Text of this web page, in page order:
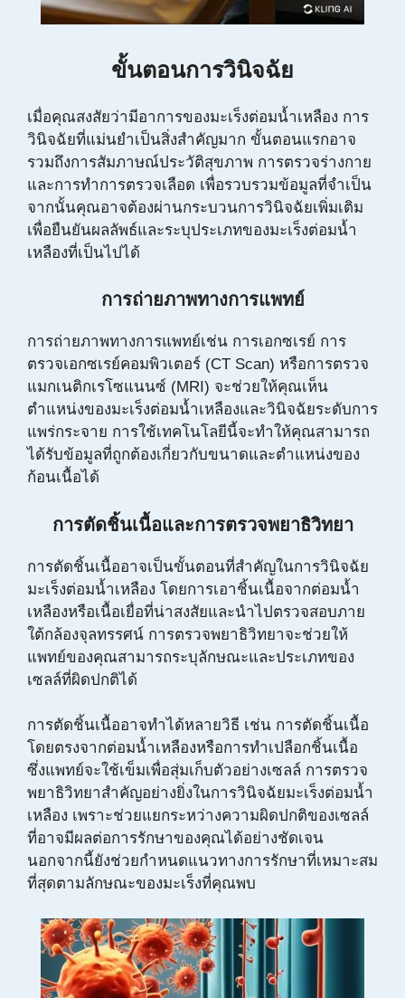
ขั้นตอนการวินิจฉัย
เมื่อคุณสงสัยว่ามีอาการของมะเร็งต่อมน้ำเหลือง การ
วินิจฉัยที่แม่นยำเป็นสิ่งสำคัญมาก ขั้นตอนแรกอาจ
รวมถึงการสัมภาษณ์ประวัติสุขภาพ การตรวจร่างกาย
และการทำการตรวจเลือด เพื่อรวบรวมข้อมูลที่จำเป็น
จากนั้นคุณอาจต้องผ่านกระบวนการวินิจฉัยเพิ่มเติม
เพื่อยืนยันผลลัพธ์และระบุประเภทของมะเร็งต่อมน้ำ
เหลืองที่เป็นไปได้
การถ่ายภาพทางการแพทย์
การถ่ายภาพทางการแพทย์เช่น การเอกซเรย์ การ
ตรวจเอกซเรย์คอมพิวเตอร์ (CT Scan) หรือการตรวจ
แมกเนติกเรโซแนนซ์ (MRI) จะช่วยให้คุณเห็น
ตำแหน่งของมะเร็งต่อมน้ำเหลืองและวินิจฉัยระดับการ
แพร่กระจาย การใช้เทคโนโลยีนี้จะทำให้คุณสามารถ
ได้รับข้อมูลที่ถูกต้องเกี่ยวกับขนาดและตำแหน่งของ
ก้อนเนื้อได้
การตัดชิ้นเนื้อและการตรวจพยาธิวิทยา
การตัดชิ้นเนื้ออาจเป็นขั้นตอนที่สำคัญในการวินิจฉัย
มะเร็งต่อมน้ำเหลือง โดยการเอาชิ้นเนื้อจากต่อมน้ำ
เหลืองหรือเนื้อเยื่อที่น่าสงสัยและนำไปตรวจสอบภาย
ใต้กล้องจุลทรรศน์ การตรวจพยาธิวิทยาจะช่วยให้
แพทย์ของคุณสามารถระบุลักษณะและประเภทของ
เซลล์ที่ผิดปกติได้
การตัดชิ้นเนื้ออาจทำได้หลายวิธี เช่น การตัดชิ้นเนื้อ
โดยตรงจากต่อมน้ำเหลืองหรือการทำเปลือกชิ้นเนื้อ
ซึ่งแพทย์จะใช้เข็มเพื่อสุ่มเก็บตัวอย่างเซลล์ การตรวจ
พยาธิวิทยาสำคัญอย่างยิ่งในการวินิจฉัยมะเร็งต่อมน้ำ
เหลือง เพราะช่วยแยกระหว่างความผิดปกติของเซลล์
ที่อาจมีผลต่อการรักษาของคุณได้อย่างชัดเจน
นอกจากนี้ยังช่วยกำหนดแนวทางการรักษาที่เหมาะสม
ที่สุดตามลักษณะของมะเร็งที่คุณพบ